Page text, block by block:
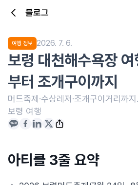
블로그
여행 정보 2026. 7. 6.
보령 대천해수욕장 여
부터 조개구이까지
머드축제·수상레저·조개구이거리까
보령 여행
아티클 3줄 요약